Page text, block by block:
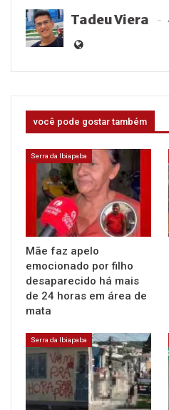
Tadeu Viera
você pode gostar também
Serra da Ibiapaba
Mãe faz apelo
emocionado por filho
desaparecido há mais
de 24 horas em área de
mata
Serra da Ibiapaba